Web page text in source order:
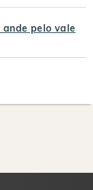
ande pelo vale